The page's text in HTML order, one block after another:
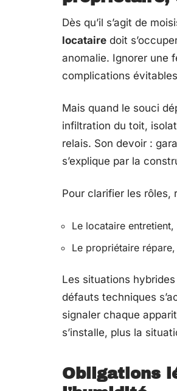
Dès qu’il s’agit de
locataire doit
anomalie. Ignorer une
complications
Mais quand le souci
infiltration du toit,
relais. Son devoir :
s’explique par la
Pour clarifier les rôles,
Le locataire
Le propriétaire
Les situations
défauts techniques
signaler chaque
s’installe, plus la
Obligations